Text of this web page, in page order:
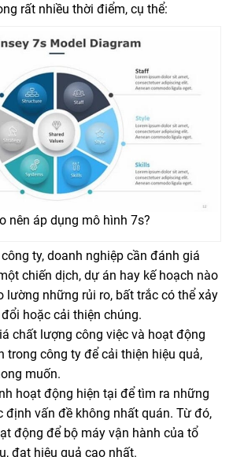
rất nhiều thời điểm, cụ thể:
nên áp dụng mô hình 7s?
ty, doanh nghiệp cần đánh giá
chiến dịch, dự án hay kế hoạch nào
lường những rủi ro, bất trắc có thể xảy
hoặc cải thiện chúng.
chất lượng công việc và hoạt động
trong công ty để cải thiện hiệu quả,
muốn.
hoạt động hiện tại để tìm ra những
định vấn đề không nhất quán. Từ đó,
động để bộ máy vận hành của tổ
đạt hiệu quả cao nhất.